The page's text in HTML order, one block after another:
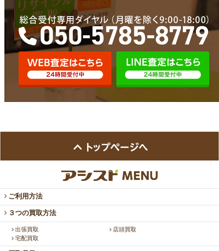
ご利用方法
３つの買取方法
出張買取
店頭買取
宅配買取